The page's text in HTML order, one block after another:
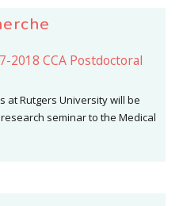
2018 CCA Postdoctoral
at Rutgers University will be
seminar to the Medical